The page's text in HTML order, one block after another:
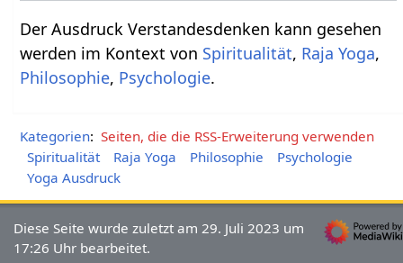
Der Ausdruck Verstandesdenken‏‎ kann gesehen
werden im Kontext von Spiritualität, Raja Yoga,
Philosophie, Psychologie.
Kategorien: Seiten, die die RSS-Erweiterung verwenden
Spiritualität
Raja Yoga Philosophie
Psychologie
Yoga Ausdruck
Diese Seite wurde zuletzt am 29. Juli 2023 um
17:26 Uhr bearbeitet.